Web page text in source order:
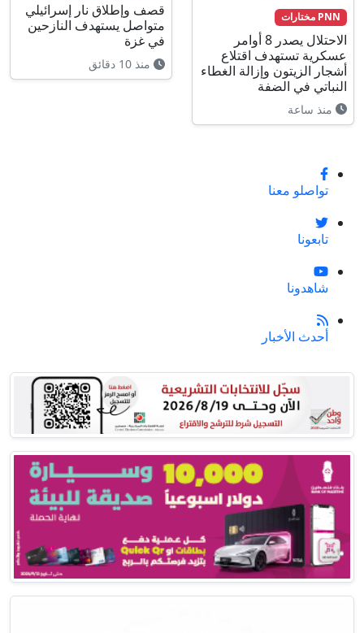
PNN مختارات
الاحتلال يصدر 8 أوامر
عسكرية تستهدف اقتلاع
أشجار الزيتون وإزالة الغطاء
النباتي في الضفة
منذ ساعة
قصف وإطلاق نار إسرائيلي
متواصل يستهدف النازحين
في غزة
منذ 10 دقائق
تواصلو معنا
تابعونا
شاهدونا
أحدث الأخبار